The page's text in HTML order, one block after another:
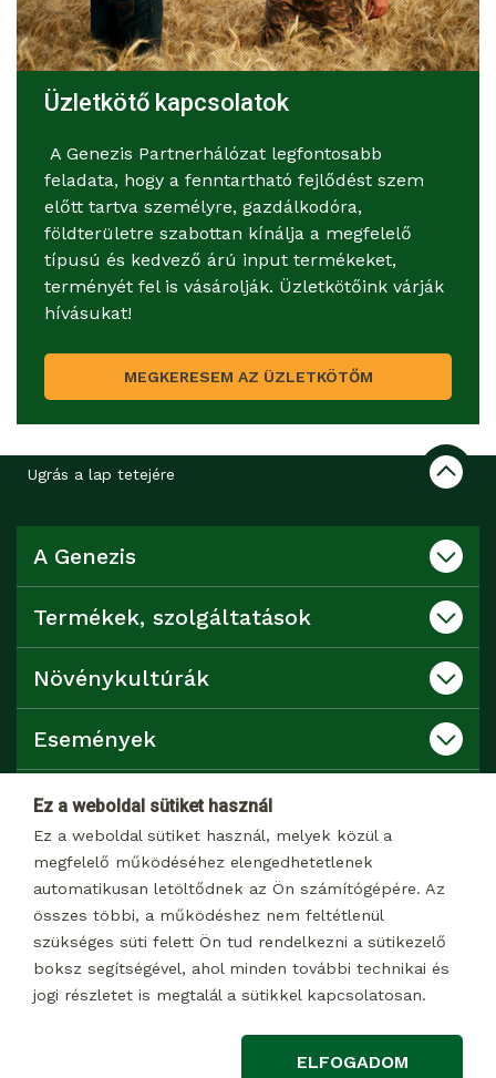
Ez a weboldal sütiket használ
Ez a weboldal sütiket használ, melyek közül a
megfelelő működéséhez elengedhetetlenek
automatikusan letöltődnek az Ön számítógépére. Az
összes többi, a működéshez nem feltétlenül
szükséges süti felett Ön tud rendelkezni a sütikezelő
boksz segítségével, ahol minden további technikai és
jogi részletet is megtalál a sütikkel kapcsolatosan.
ELFOGADOM
Üzletkötő kapcsolatok
A Genezis Partnerhálózat legfontosabb
feladata, hogy a fenntartható fejlődést szem
előtt tartva személyre, gazdálkodóra,
földterületre szabottan kínálja a megfelelő
típusú és kedvező árú input termékeket,
terményét fel is vásárolják. Üzletkötőink várják
hívásukat!
MEGKERESEM AZ ÜZLETKÖTŐM
Ugrás a lap tetejére
A Genezis
Termékek, szolgáltatások
Növénykultúrák
Események
Katalógusok
Kapcsolat
Dokumentumtár
© 2026 Minden jog fenntartva